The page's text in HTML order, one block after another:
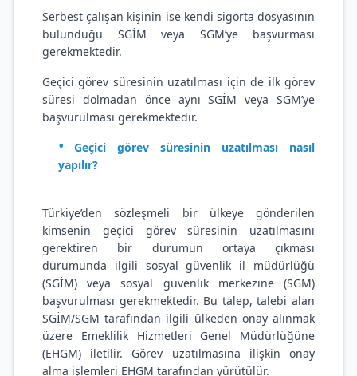
Serbest çalışan kişinin ise kendi sigorta dosyasının
bulunduğu SGİM veya SGM’ye başvurması
gerekmektedir.
Geçici görev süresinin uzatılması için de ilk görev
süresi dolmadan önce aynı SGİM veya SGM’ye
başvurulması gerekmektedir.
Geçici görev süresinin uzatılması nasıl
yapılır?
Türkiye’den sözleşmeli bir ülkeye gönderilen
kimsenin geçici görev süresinin uzatılmasını
gerektiren bir durumun ortaya çıkması
durumunda ilgili sosyal güvenlik il müdürlüğü
(SGİM) veya sosyal güvenlik merkezine (SGM)
başvurulması gerekmektedir. Bu talep, talebi alan
SGİM/SGM tarafından ilgili ülkeden onay alınmak
üzere Emeklilik Hizmetleri Genel Müdürlüğüne
(EHGM) iletilir. Görev uzatılmasına ilişkin onay
alma işlemleri EHGM tarafından yürütülür.